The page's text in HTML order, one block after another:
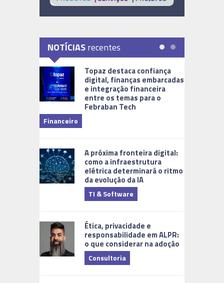
NOTÍCIASrecentes
Topaz destaca confiança
digital, finanças embarcadas
e integração financeira
entre os temas para o
Febraban Tech
Financeiro
A próxima fronteira digital:
como a infraestrutura
elétrica determinará o ritmo
da evolução da IA
TI & Software
Ética, privacidade e
responsabilidade em ALPR:
o que considerar na adoção
Consultoria